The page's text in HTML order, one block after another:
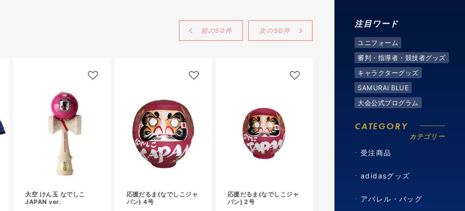
前の50件 次の50件
大空 けん玉 なでしこ
JAPAN ver.
応援だるま(なでしこジャ
パン) 4号
応援だるま(なでしこジャ
パン) 2号
注目ワード
ユニフォーム
審判・指導者・競技者グッズ
キャラクターグッズ
SAMURAI BLUE
大会公式プログラム
CATEGORY
カテゴリー
受注商品
adidasグッズ
アパレル・バッグ